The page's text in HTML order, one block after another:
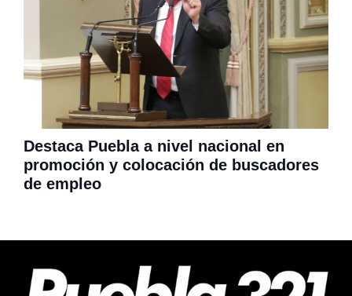
Destaca Puebla a nivel nacional en
promoción y colocación de buscadores
de empleo